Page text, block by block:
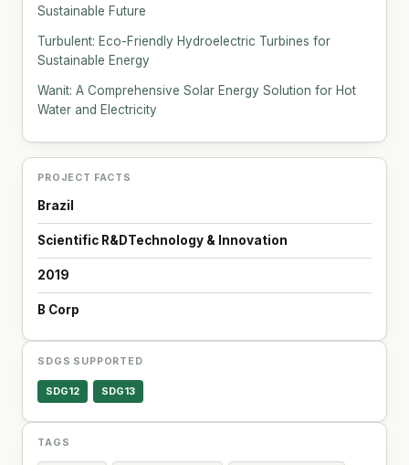
Sustainable Future
Turbulent: Eco-Friendly Hydroelectric Turbines for
Sustainable Energy
Wanit: A Comprehensive Solar Energy Solution for Hot
Water and Electricity
PROJECT FACTS
Brazil
Scientific R&DTechnology & Innovation
2019
B Corp
SDGS SUPPORTED
SDG12 SDG13
TAGS